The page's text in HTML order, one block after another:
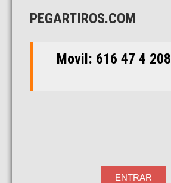
PEGARTIROS.COM
Movil: 616 47 4 208
ENTRAR